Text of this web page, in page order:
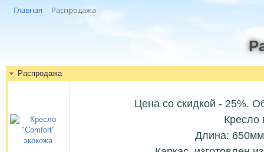
Главная Распродажа
Распродажа
Цена со скидкой - 25%.
Кресло
Длина: